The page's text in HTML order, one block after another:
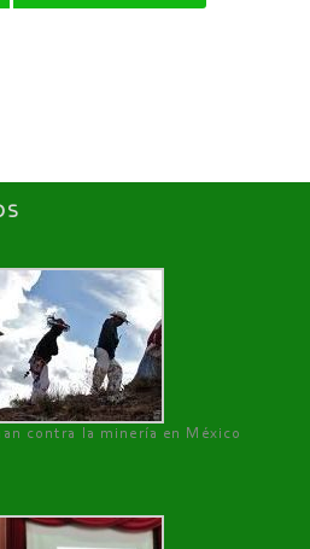
contra la minería en México